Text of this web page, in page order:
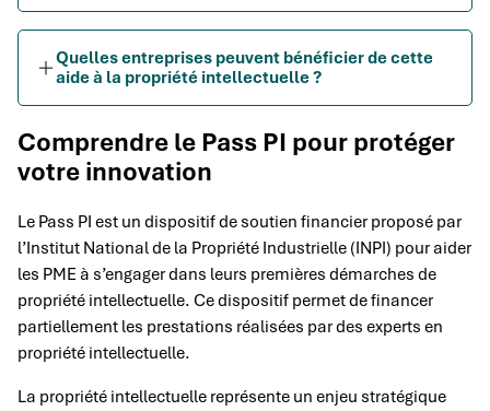
Quelles entreprises peuvent bénéficier de cette
aide à la propriété intellectuelle ?
Comprendre le Pass PI pour protéger
votre innovation
Le Pass PI est un dispositif de soutien financier proposé par
l’Institut National de la Propriété Industrielle (INPI) pour aider
les PME à s’engager dans leurs premières démarches de
propriété intellectuelle. Ce dispositif permet de financer
partiellement les prestations réalisées par des experts en
propriété intellectuelle.
La propriété intellectuelle représente un enjeu stratégique